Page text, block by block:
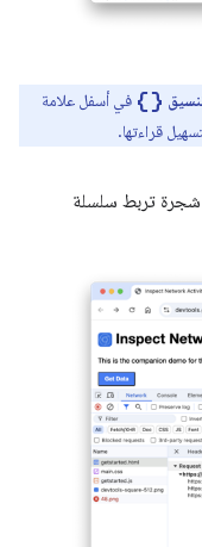
data_object في أسفل علامة
قراءتها.
تربط سلسلة